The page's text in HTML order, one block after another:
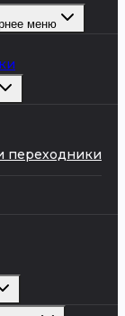
меню
переходники